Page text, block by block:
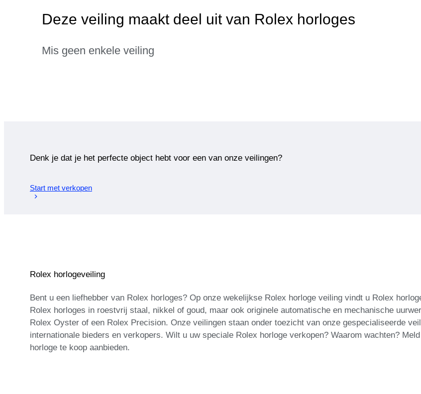
Deze veiling maakt deel uit van Rolex horloges
Mis geen enkele veiling
Denk je dat je het perfecte object hebt voor een van onze veilingen?
Start met verkopen
Rolex horlogeveiling
Bent u een liefhebber van Rolex horloges? Op onze wekelijkse Rolex horloge veiling vindt u Rolex
Rolex horloges in roestvrij staal, nikkel of goud, maar ook originele automatische en mechanische
Rolex Oyster of een Rolex Precision. Onze veilingen staan ​​onder toezicht van onze gespecialiseerde
internationale bieders en verkopers. Wilt u uw speciale Rolex horloge verkopen? Waarom wachten?
horloge te koop aanbieden.